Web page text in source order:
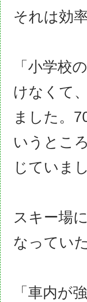
それは効
「小学校
けなくて
ました。
いうとこ
じていま
スキー場
なってい
「車内が